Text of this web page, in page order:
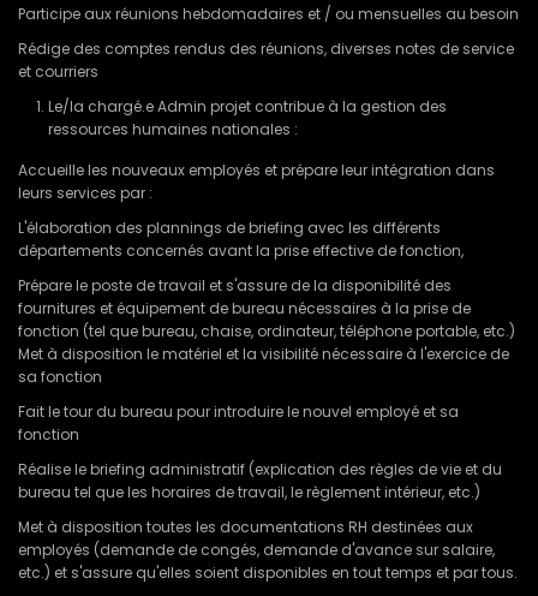
Participe aux réunions hebdomadaires et / ou mensuelles au besoin
Rédige des comptes rendus des réunions, diverses notes de service
et courriers
Le/la chargé.e Admin projet contribue à la gestion des
ressources humaines nationales :
Accueille les nouveaux employés et prépare leur intégration dans
leurs services par :
L'élaboration des plannings de briefing avec les différents
départements concernés avant la prise effective de fonction,
Prépare le poste de travail et s'assure de la disponibilité des
fournitures et équipement de bureau nécessaires à la prise de
fonction (tel que bureau, chaise, ordinateur, téléphone portable, etc.)
Met à disposition le matériel et la visibilité nécessaire à l'exercice de
sa fonction
Fait le tour du bureau pour introduire le nouvel employé et sa
fonction
Réalise le briefing administratif (explication des règles de vie et du
bureau tel que les horaires de travail, le règlement intérieur, etc.)
Met à disposition toutes les documentations RH destinées aux
employés (demande de congés, demande d'avance sur salaire,
etc.) et s'assure qu'elles soient disponibles en tout temps et par tous.